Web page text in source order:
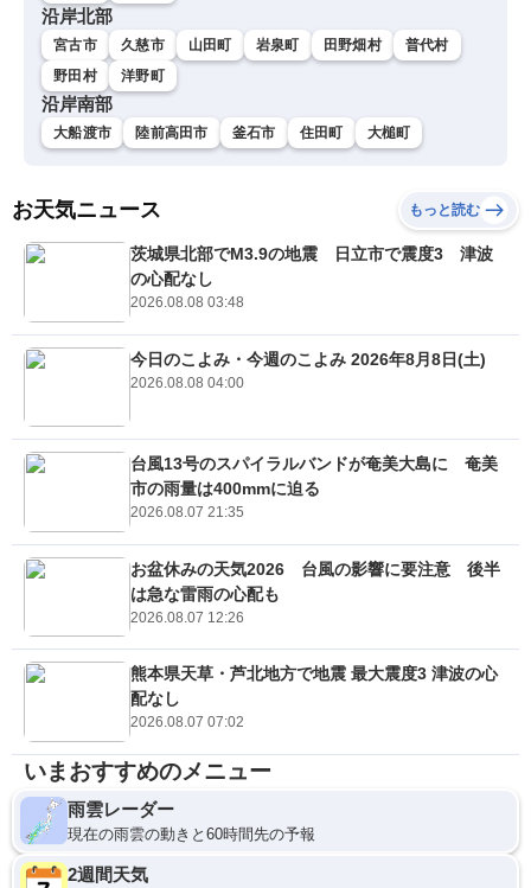
沿岸北部
宮古市 久慈市 山田町 岩泉町 田野畑村
普代村
野田村
洋野町
沿岸南部
大船渡市 陸前高田市 釜石市 住田町 大槌町
お天気ニュース もっと読む
茨城県北部でM3.9の地震 日立市で震度3 津波
の心配なし
2026.08.08 03:48
今日のこよみ・今週のこよみ 2026年8月8日(土)
2026.08.08 04:00
台風13号のスパイラルバンドが奄美大島に 奄美
市の雨量は400mmに迫る
2026.08.07 21:35
お盆休みの天気2026 台風の影響に要注意 後半
は急な雷雨の心配も
2026.08.07 12:26
熊本県天草・芦北地方で地震 最大震度3 津波の心
配なし
2026.08.07 07:02
いまおすすめのメニュー
雨雲レーダー
現在の雨雲の動きと60時間先の予報
2週間天気